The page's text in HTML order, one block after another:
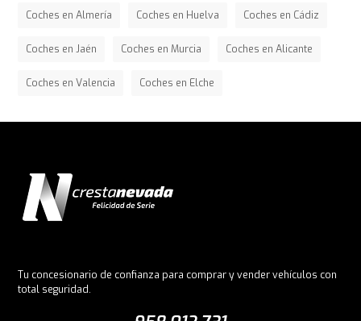
Coches en Almería Coches en Huelva Coches en Cádiz
Coches en Jaén Coches en Murcia Coches en Alicante
Coches en Valencia Coches en Elche
Tu concesionario de confianza para comprar y vender vehículos con
total seguridad.